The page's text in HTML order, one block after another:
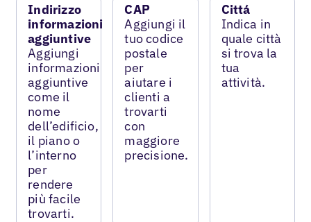
Indirizzo
informazioni
aggiuntive
Aggiungi
informazioni
aggiuntive
come il
nome
dell’edificio,
il piano o
l’interno
per
rendere
più facile
trovarti.
CAP
Aggiungi il
tuo codice
postale
per
aiutare i
clienti a
trovarti
con
maggiore
precisione.
Cittá
Indica in
quale città
si trova la
tua
attività.